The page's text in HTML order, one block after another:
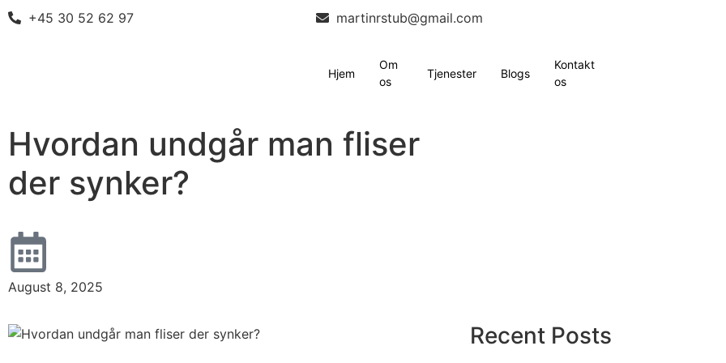
+45 30 52 62 97 martinrstub@gmail.com
Hjem
Om
os
Tjenester Blogs
Kontakt
os
Hvordan undgår man fliser
der synker?
August 8, 2025
Recent Posts